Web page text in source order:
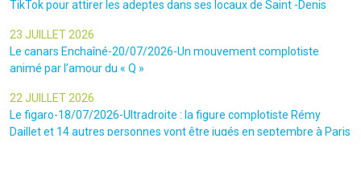
TikTok pour attirer les adeptes dans ses locaux de Saint -Denis
23 JUILLET 2026
Le canars Enchaîné-20/07/2026-Un mouvement complotiste
animé par l’amour du « Q »
22 JUILLET 2026
Le figaro-18/07/2026-Ultradroite : la figure complotiste Rémy
Daillet et 14 autres personnes vont être jugés en septembre à Paris